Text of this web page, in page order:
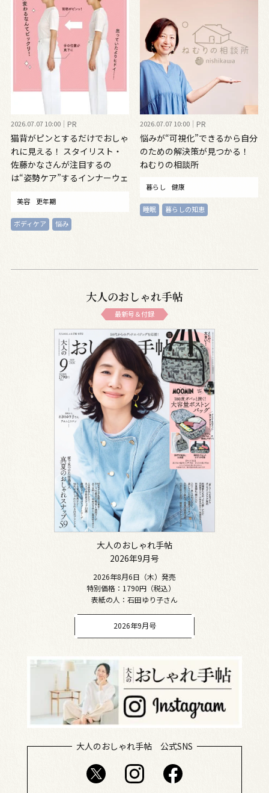
2026.07.07 10:00 PR
猫背がピンとするだけでおしゃ
れに見える！ スタイリスト・
佐藤かなさんが注目するの
は“姿勢ケア”するインナーウェ
美容 更年期
ボディケア 悩み
2026.07.07 10:00 PR
悩みが“可視化”できるから自分
のための解決策が見つかる！
ねむりの相談所
暮らし 健康
睡眠 暮らしの知恵
大人のおしゃれ手帖
最新号＆付録
大人のおしゃれ手帖
2026年9月号
2026年8月6日（木）発売
特別価格：1790円（税込）
表紙の人：石田ゆり子さん
2026年9月号
大人のおしゃれ手帖 公式SNS